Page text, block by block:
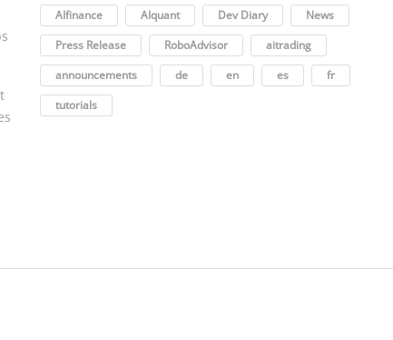
AIfinance AIquant Dev Diary
News
Press Release
RoboAdvisor
aitrading
announcements
de en es
fr
tutorials